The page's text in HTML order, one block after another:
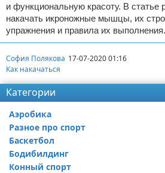
и функциональную красоту. В статье
накачать икроножные мышцы, их
упражнения и правила их
София Полякова 17-07-2020 01:16
Как накачаться
Категории
Аэробика
Разное про спорт
Баскетбол
Бодибилдинг
Конный спорт